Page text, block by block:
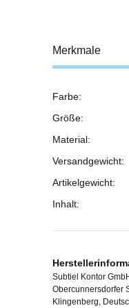
Merkmale
Wert
Farbe:
Größe:
Material:
Versandgewicht:
Artikelgewicht:
Inhalt:
Subtiel Kontor
Obercunnersdorfer
Klingenberg,